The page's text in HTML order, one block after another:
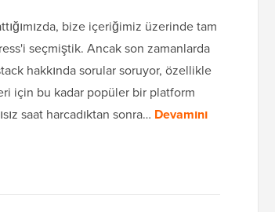
bize içeriğimiz üzerinde tam
seçmiştik. Ancak son zamanlarda
hakkında sorular soruyor, özellikle
için bu kadar popüler bir platform
saat harcadıktan sonra… Devamını